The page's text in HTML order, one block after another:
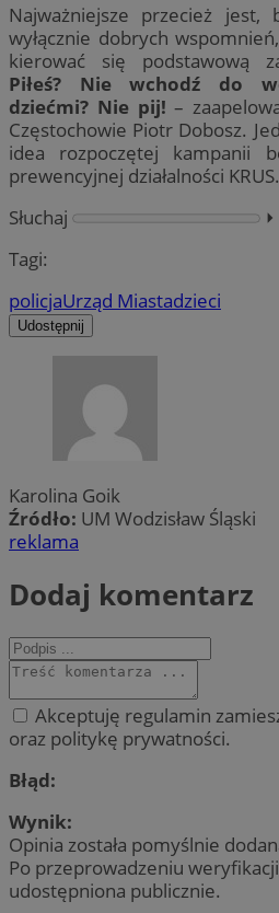
Najważniejsze przecież jest,
wyłącznie dobrych
kierować się podstawową
Piłeś? Nie wchodź do
dziećmi? Nie pij!–
Częstochowie Piotr Dobosz.
idea rozpoczętej kampanii
prewencyjnej działalności KRUS.
Słuchaj
⏵︎
Tagi:
policjaUrząd Miastadzieci
Udostępnij
Karolina Goik
Źródło: UM Wodzisław Śląski
reklama
Dodaj komentarz
Akceptuję regulamin
oraz politykę prywatności.
Błąd:
Wynik:
Opinia została pomyślnie
Po przeprowadzeniu
udostępniona publicznie.